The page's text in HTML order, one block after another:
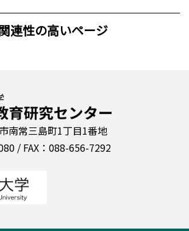
連性の高いページ
南常三島町1丁目1番地
/ FAX：088-656-7292